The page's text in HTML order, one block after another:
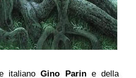
italianoGino Parine della